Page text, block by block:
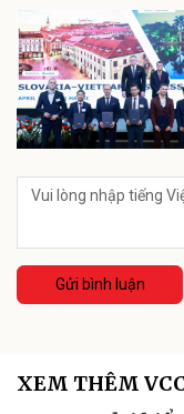
Gửi bình luận
XEM THÊM